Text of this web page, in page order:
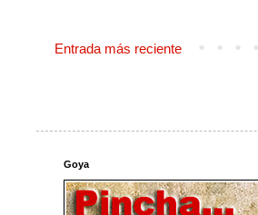
Entrada más reciente
Goya